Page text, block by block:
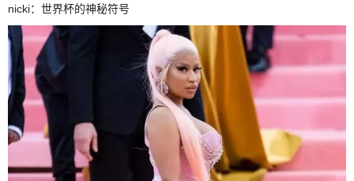
nicki：世界杯的神秘符号